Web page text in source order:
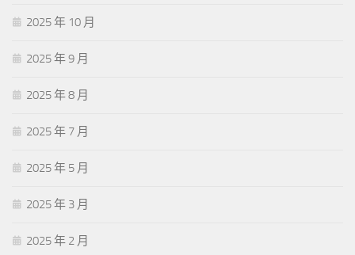
2025 年 10 月
2025 年 9 月
2025 年 8 月
2025 年 7 月
2025 年 5 月
2025 年 3 月
2025 年 2 月